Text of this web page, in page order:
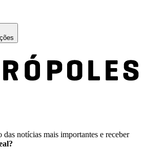
notícias mais importantes e receber